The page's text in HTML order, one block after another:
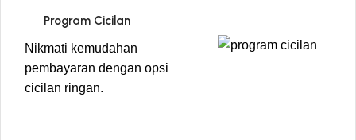
Program Cicilan
Nikmati kemudahan
pembayaran dengan opsi
cicilan ringan.